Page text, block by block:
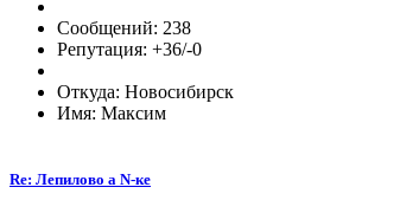
Сообщений: 238
Репутация: +36/-0
Откуда: Новосибирск
Имя: Максим
Re: Лепилово а N-ке